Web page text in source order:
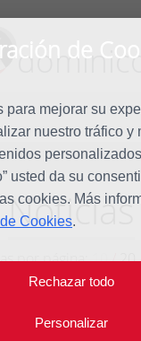
de
para mejorar su
nuestro tráfico y
usted da su
cookies. Más
Cookies.
Rechazar todo
Personalizar
Noticias
por página:10/20
Las Villas